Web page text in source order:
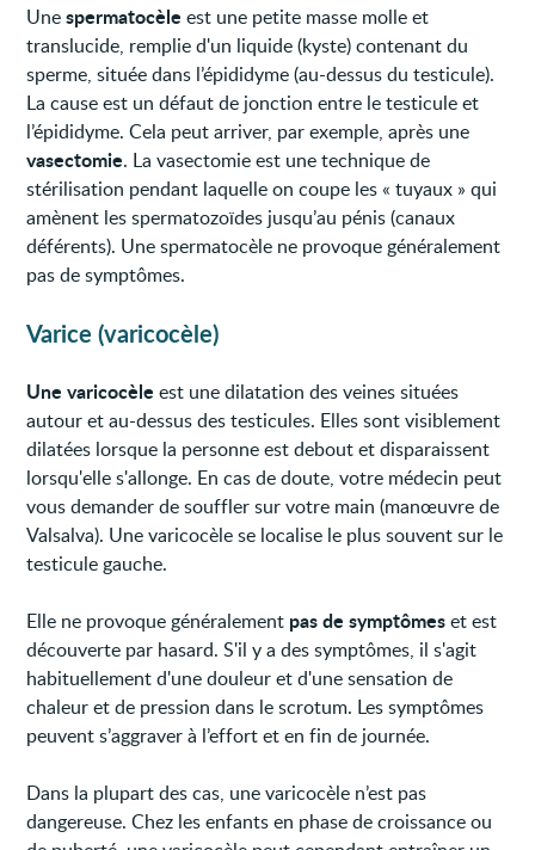
Unespermatocèle est une petite masse molle et
translucide, remplie d'un liquide (kyste) contenant du
sperme, située dans l’épididyme (au-dessus du testicule).
La cause est un défaut de jonction entre le testicule et
l’épididyme. Cela peut arriver, par exemple, après une
vasectomie. La vasectomie est une technique de
stérilisation pendant laquelle on coupe les « tuyaux » qui
amènent les spermatozoïdes jusqu’au pénis (canaux
déférents). Une spermatocèle ne provoque généralement
pas de symptômes.
Varice (varicocèle)
Une varicocèle est une dilatation des veines situées
autour et au-dessus des testicules. Elles sont visiblement
dilatées lorsque la personne est debout et disparaissent
lorsqu'elle s'allonge. En cas de doute, votre médecin peut
vous demander de souffler sur votre main (manœuvre de
Valsalva). Une varicocèle se localise le plus souvent sur le
testicule gauche.
Elle ne provoque généralement pas de symptômeset est
découverte par hasard. S'il y a des symptômes, il s'agit
habituellement d'une douleur et d'une sensation de
chaleur et de pression dans le scrotum. Les symptômes
peuvent s’aggraver à l’effort et en fin de journée.
Dans la plupart des cas, une varicocèle n’est pas
dangereuse. Chez les enfants en phase de croissance ou